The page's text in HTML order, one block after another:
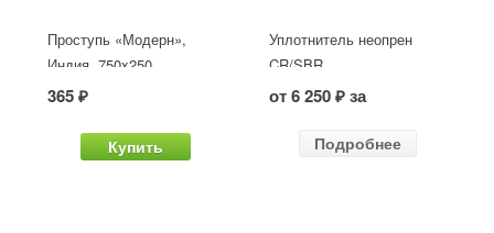
Проступь «Модерн»,
Индия, 750x250
365 ₽
Купить
Уплотнитель неопрен
CR/SBR
от 6 250 ₽ за
Подробнее